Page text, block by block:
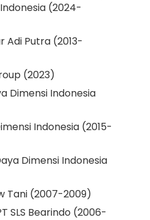
(2024-
Adi Putra (2013-
(2023)
Dimensi Indonesia
Indonesia (2015-
Dimensi Indonesia
Tani (2007-2009)
SLS Bearindo (2006-